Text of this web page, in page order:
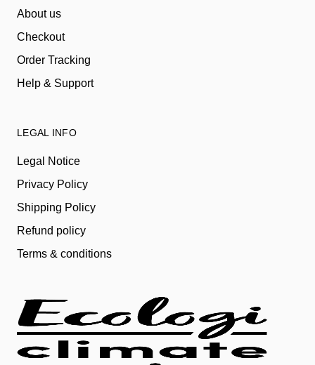
About us
Checkout
Order Tracking
Help & Support
LEGAL INFO
Legal Notice
Privacy Policy
Shipping Policy
Refund policy
Terms & conditions